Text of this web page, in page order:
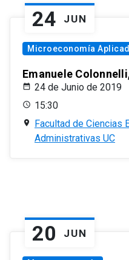
24 JUN
Microeconomía
Emanuele
24 de Junio de 2019
15:30
Facultad de Ciencias
Administrativas UC
20 JUN